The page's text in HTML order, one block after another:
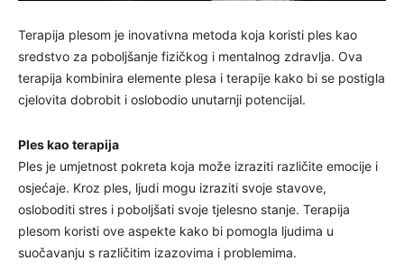
Terapija plesom je inovativna metoda koja koristi ples kao
sredstvo za poboljšanje fizičkog i mentalnog zdravlja. Ova
terapija kombinira elemente plesa i terapije kako bi se postigla
cjelovita dobrobit i oslobodio unutarnji potencijal.
Ples kao terapija
Ples je umjetnost pokreta koja može izraziti različite emocije i
osjećaje. Kroz ples, ljudi mogu izraziti svoje stavove,
osloboditi stres i poboljšati svoje tjelesno stanje. Terapija
plesom koristi ove aspekte kako bi pomogla ljudima u
suočavanju s različitim izazovima i problemima.